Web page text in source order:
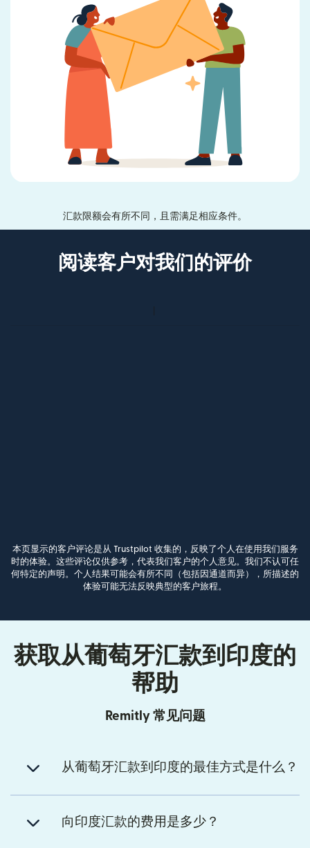
汇款限额会有所不同，且需满足相应条件。
阅读客户对我们的评价
本页显示的客户评论是从 Trustpilot 收集的，反映了个人在使用我们服务
时的体验。这些评论仅供参考，代表我们客户的个人意见。我们不认可任
何特定的声明。个人结果可能会有所不同（包括因通道而异），所描述的
体验可能无法反映典型的客户旅程。
获取从葡萄牙汇款到印度的
帮助
Remitly 常见问题
从葡萄牙汇款到印度的最佳方式是什么？
向印度汇款的费用是多少？